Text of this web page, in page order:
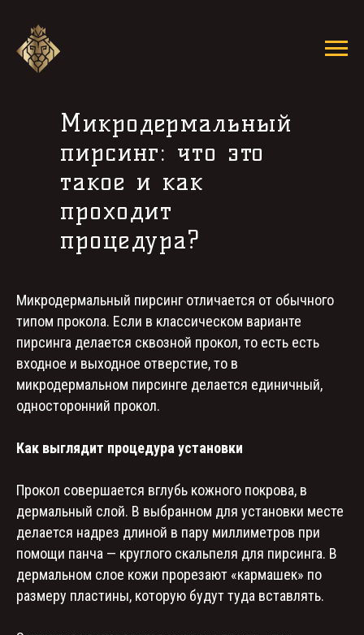
Микродермальный
пирсинг: что это
такое и как
проходит
процедура?
Микродермальный пирсинг отличается от обычного
типом прокола. Если в классическом варианте
пирсинга делается сквозной прокол, то есть есть
входное и выходное отверстие, то в
микродермальном пирсинге делается единичный,
односторонний прокол.
Как выглядит процедура установки
Прокол совершается вглубь кожного покрова, в
дермальный слой. В выбранном для установки месте
делается надрез длиной в пару миллиметров при
помощи панча — круглого скальпеля для пирсинга. В
дермальном слое кожи прорезают «кармашек» по
размеру пластины, которую будут туда вставлять.